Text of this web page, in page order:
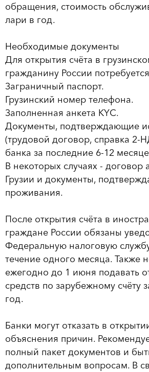
обращения, стоимость
лари в год.
Необходимые документы
Для открытия счёта в
гражданину России
Заграничный паспорт.
Грузинский номер телефона.
Заполненная анкета KYC.
Документы, подтверждающие
(трудовой договор, справка 2-
банка за последние 6-12
В некоторых случаях - договор
Грузии и документы,
проживания.
После открытия счёта в
граждане России обязаны
Федеральную налоговую
течение одного месяца. Также
ежегодно до 1 июня подавать
средств по зарубежному счёту
год.
Банки могут отказать в
объяснения причин.
полный пакет документов и
дополнительным вопросам. В